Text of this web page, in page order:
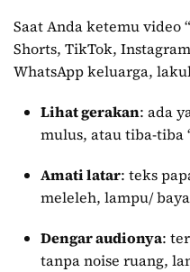
Saat Anda ketemu video
Shorts, TikTok,
WhatsApp keluarga,
Lihat gerakan: ada
mulus, atau tiba-tiba
Amati latar: teks
meleleh, lampu/
Dengar audionya:
tanpa noise ruang,